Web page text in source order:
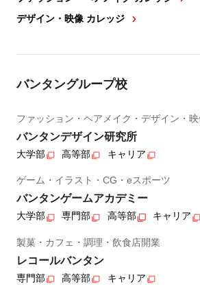
デザイン・映像 カレッジ
バンタングループ校
ファッション・ヘアメイク・デザイン・映
バンタンデザイン研究所
大学部 高等部 キャリア
ゲーム・イラスト・CG・eスポーツ
バンタンゲームアカデミー
大学部 専門部 高等部 キャリア
製菓・カフェ・調理・飲食店開業
レコールバンタン
専門部 高等部 キャリア